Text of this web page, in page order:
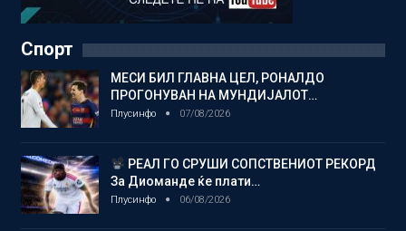
Спорт
МЕСИ БИЛ ГЛАВНА ЦЕЛ, РОНАЛДО
ПРОГОНУВАН НА МУНДИЈАЛОТ…
Плусинфо 07/08/2026
РЕАЛ ГО СРУШИ СОПСТВЕНИОТ РЕКОРД
За Диоманде ќе плати…
Плусинфо 06/08/2026